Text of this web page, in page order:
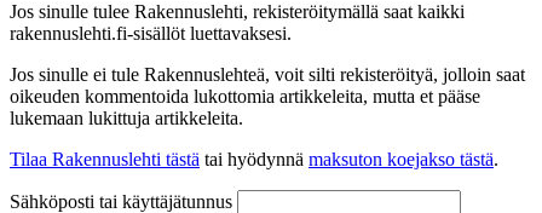
Jos sinulle tulee Rakennuslehti, rekisteröitymällä saat kaikki
rakennuslehti.fi-sisällöt luettavaksesi.
Jos sinulle ei tule Rakennuslehteä, voit silti rekisteröityä, jolloin saat
oikeuden kommentoida lukottomia artikkeleita, mutta et pääse
lukemaan lukittuja artikkeleita.
Tilaa Rakennuslehti tästä tai hyödynnä maksuton koejakso tästä.
Sähköposti tai käyttäjätunnus